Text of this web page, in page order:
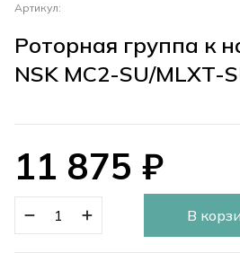
Артикул:
Роторная группа к
NSK MC2-SU/MLXT-
11 875 ₽
В